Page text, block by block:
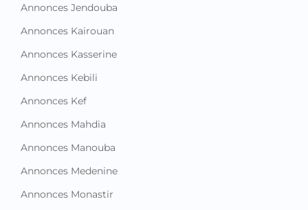
Annonces Jendouba
Annonces Kairouan
Annonces Kasserine
Annonces Kebili
Annonces Kef
Annonces Mahdia
Annonces Manouba
Annonces Medenine
Annonces Monastir